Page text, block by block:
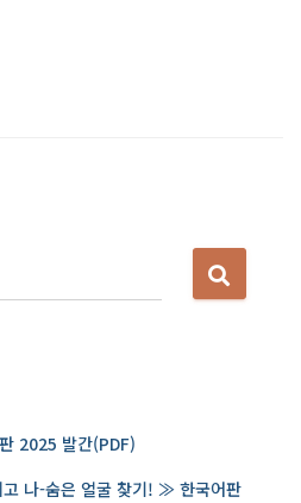
2025 발간(PDF)
나-숨은 얼굴 찾기! ≫ 한국어판